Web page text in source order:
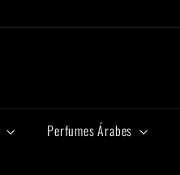
Perfumes Árabes